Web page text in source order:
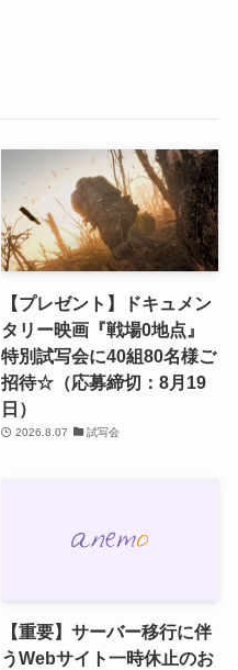
【プレゼント】ドキュメン
タリー映画『戦場0地点』
特別試写会に40組80名様ご
招待☆（応募締切：8月19
日）
2026.8.07 試写会
【重要】サーバー移行に伴
うWebサイト一時休止のお